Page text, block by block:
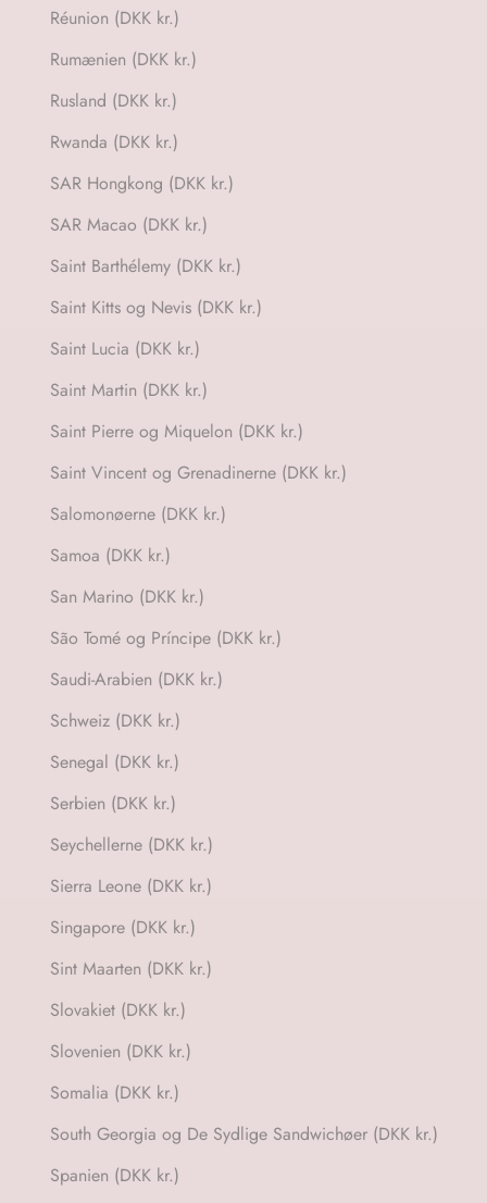
Réunion (DKK kr.)
Rumænien (DKK kr.)
Rusland (DKK kr.)
Rwanda (DKK kr.)
SAR Hongkong (DKK kr.)
SAR Macao (DKK kr.)
Saint Barthélemy (DKK kr.)
Saint Kitts og Nevis (DKK kr.)
Saint Lucia (DKK kr.)
Saint Martin (DKK kr.)
Saint Pierre og Miquelon (DKK kr.)
Saint Vincent og Grenadinerne (DKK kr.)
Salomonøerne (DKK kr.)
Samoa (DKK kr.)
San Marino (DKK kr.)
São Tomé og Príncipe (DKK kr.)
Saudi-Arabien (DKK kr.)
Schweiz (DKK kr.)
Senegal (DKK kr.)
Serbien (DKK kr.)
Seychellerne (DKK kr.)
Sierra Leone (DKK kr.)
Singapore (DKK kr.)
Sint Maarten (DKK kr.)
Slovakiet (DKK kr.)
Slovenien (DKK kr.)
Somalia (DKK kr.)
South Georgia og De Sydlige Sandwichøer (DKK kr.)
Spanien (DKK kr.)